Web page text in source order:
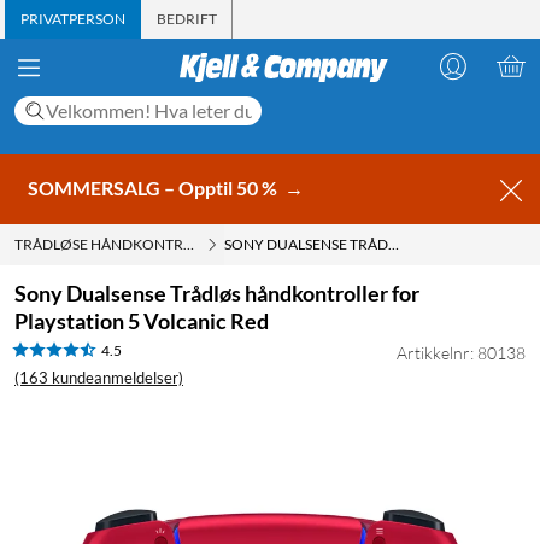
PRIVATPERSON BEDRIFT
SOMMERSALG – Opptil 50 % →
TRÅDLØSE HÅNDKONTROLLERE SONY DUALSENSE TRÅDLØS HÅNDKONTROLLER FOR PLAYSTATION 5 VOLCANIC RED
Sony Dualsense Trådløs håndkontroller for
Playstation 5 Volcanic Red
4.5
(163 kundeanmeldelser)
Artikkelnr: 80138